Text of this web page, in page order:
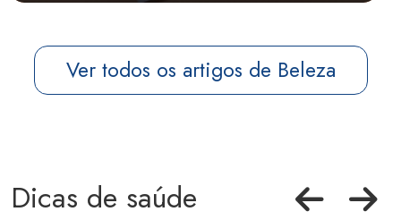
Ver todos os artigos de Beleza
Dicas de saúde